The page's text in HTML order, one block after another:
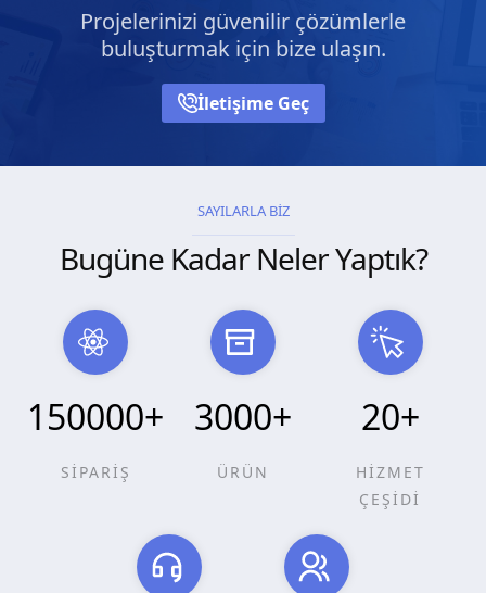
Projelerinizi güvenilir çözümlerle
buluşturmak için bize ulaşın.
İletişime Geç
SAYILARLA BİZ
Bugüne Kadar Neler Yaptık?
150000+
SİPARİŞ
3000+
ÜRÜN
20+
HİZMET
ÇEŞİDİ